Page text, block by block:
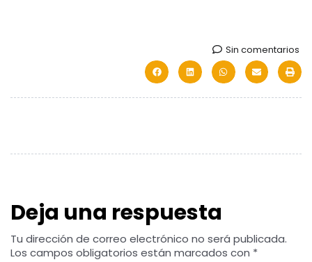
Sin comentarios
Deja una respuesta
Tu dirección de correo electrónico no será publicada.
Los campos obligatorios están marcados con *